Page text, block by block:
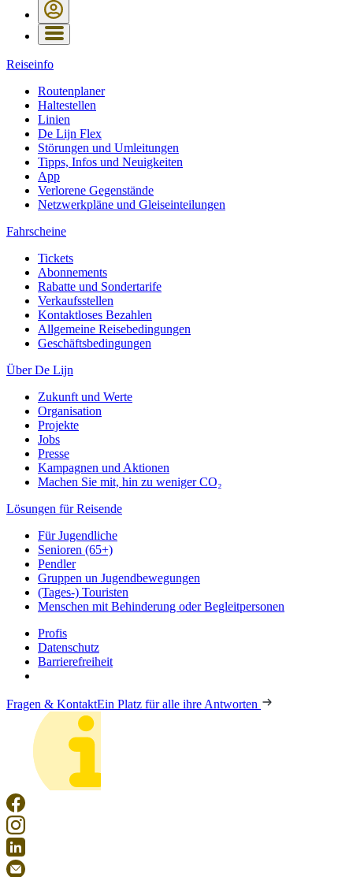
Reiseinfo
Routenplaner
Haltestellen
Linien
De Lijn Flex
Störungen und Umleitungen
Tipps, Infos und Neuigkeiten
App
Verlorene Gegenstände
Netzwerkpläne und Gleiseinteilungen
Fahrscheine
Tickets
Abonnements
Rabatte und Sondertarife
Verkaufsstellen
Kontaktloses Bezahlen
Allgemeine Reisebedingungen
Geschäftsbedingungen
Über De Lijn
Zukunft und Werte
Organisation
Projekte
Jobs
Presse
Kampagnen und Aktionen
Machen Sie mit, hin zu weniger CO₂
Lösungen für Reisende
Für Jugendliche
Senioren (65+)
Pendler
Gruppen un Jugendbewegungen
(Tages-) Touristen
Menschen mit Behinderung oder Begleitpersonen
Profis
Datenschutz
Barrierefreiheit
Fragen & KontaktEin Platz für alle ihre Antworten